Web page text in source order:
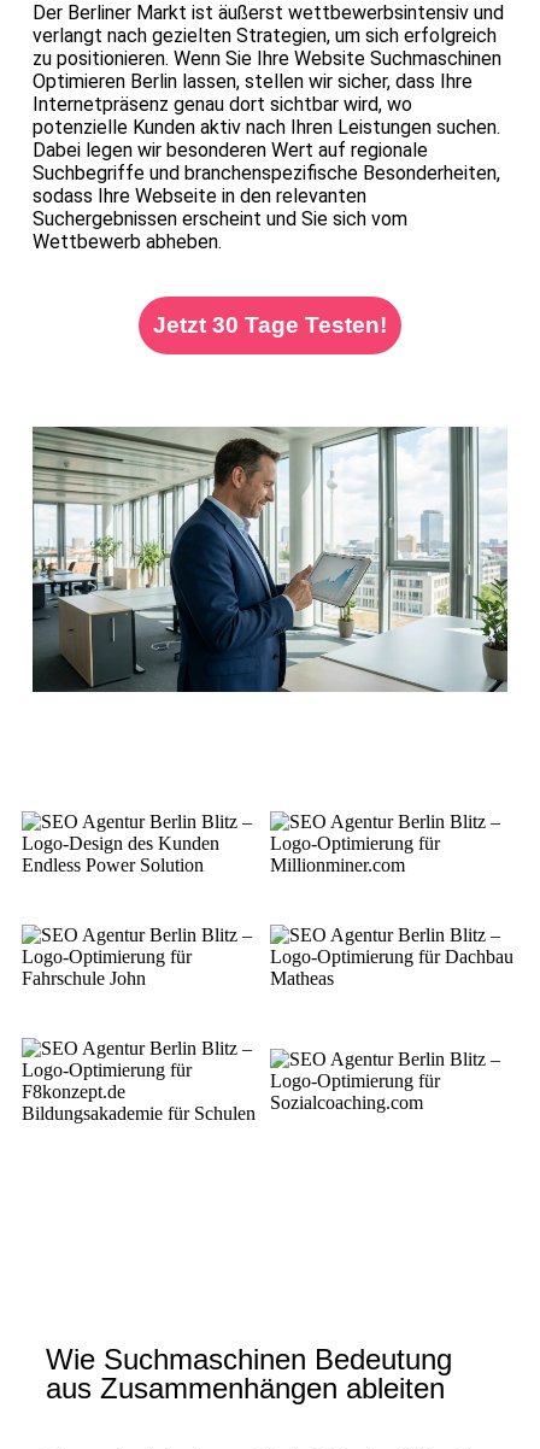
Der Berliner Markt ist äußerst wettbewerbsintensiv und
verlangt nach gezielten Strategien, um sich erfolgreich
zu positionieren. Wenn Sie Ihre Website Suchmaschinen
Optimieren Berlin lassen, stellen wir sicher, dass Ihre
Internetpräsenz genau dort sichtbar wird, wo
potenzielle Kunden aktiv nach Ihren Leistungen suchen.
Dabei legen wir besonderen Wert auf regionale
Suchbegriffe und branchenspezifische Besonderheiten,
sodass Ihre Webseite in den relevanten
Suchergebnissen erscheint und Sie sich vom
Wettbewerb abheben.
Jetzt 30 Tage Testen!
Wie Suchmaschinen Bedeutung
aus Zusammenhängen ableiten